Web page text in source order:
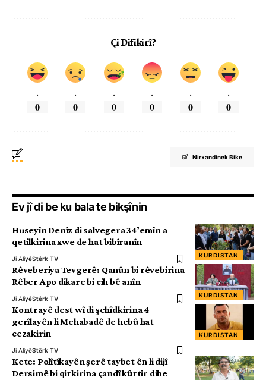
Çi Difikirî?
.
0
.
0
.
0
.
0
.
0
.
0
Nirxandinek Bike
Ev jî di be ku bala te bikşînin
KURDISTAN
Huseyîn Denîz di salvegera 34’emîn a
qetilkirina xwe de hat bibîranîn
Ji AliyêStêrk TV
KURDISTAN
Rêveberiya Tevgerê: Qanûn bi rêvebirina
Rêber Apo dikare bi cih bê anîn
Ji AliyêStêrk TV
KURDISTAN
Kontrayê dest wî di şehîdkirina 4
gerîlayên li Mehabadê de hebû hat
cezakirin
Ji AliyêStêrk TV
Kete: Polîtîkayên şerê taybet ên li dijî
Dersimê bi qirkirina çandî kûrtir dibe